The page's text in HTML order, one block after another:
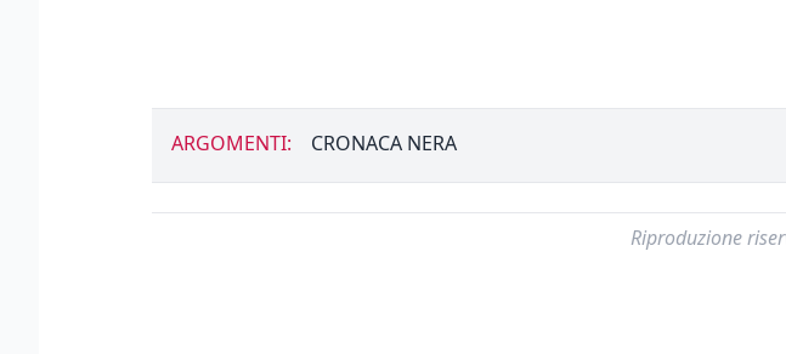
ARGOMENTI: CRONACA NERA
Riproduzione